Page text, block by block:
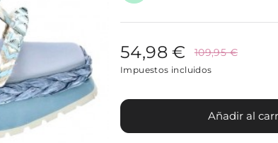
54,98 € 109,95 €
Impuestos incluidos
Añadir al